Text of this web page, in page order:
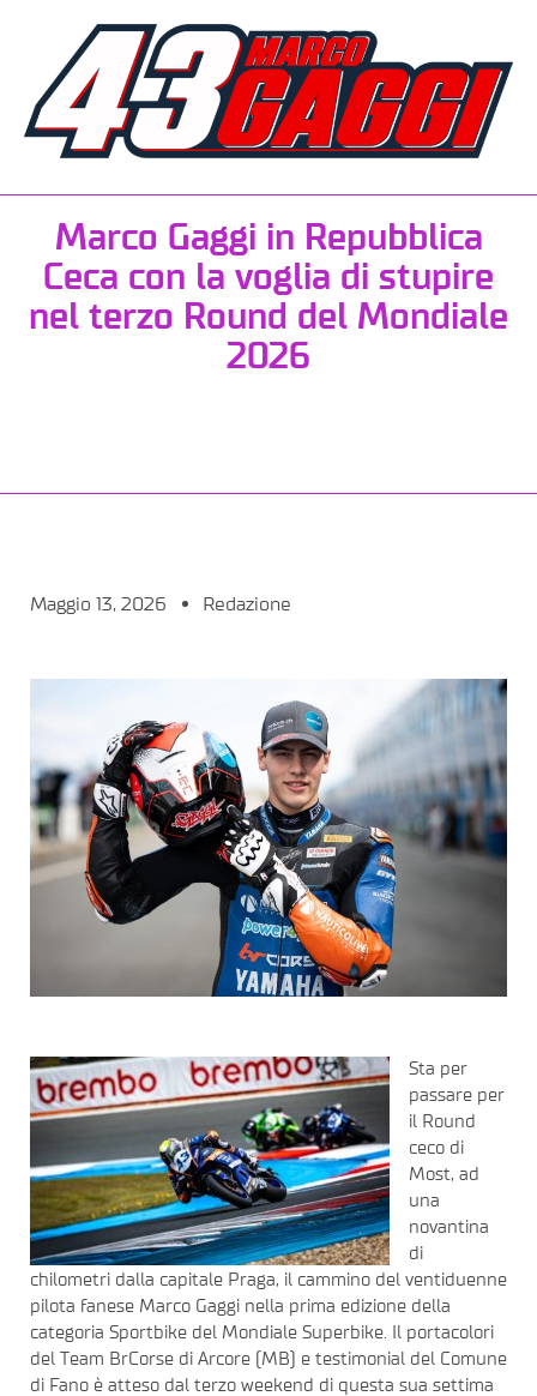
Marco Gaggi in Repubblica
Ceca con la voglia di stupire
nel terzo Round del Mondiale
2026
Maggio 13, 2026 Redazione
Sta per
passare per
il Round
ceco di
Most, ad
una
novantina
di
chilometri dalla capitale Praga, il cammino del ventiduenne
pilota fanese Marco Gaggi nella prima edizione della
categoria Sportbike del Mondiale Superbike. Il portacolori
del Team BrCorse di Arcore (MB) e testimonial del Comune
di Fano è atteso dal terzo weekend di questa sua settima